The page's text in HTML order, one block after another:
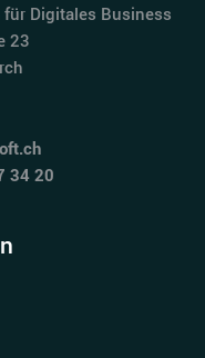
Digitales Business
23
34 20